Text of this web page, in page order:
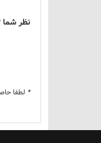
نظر شما
* لطفا